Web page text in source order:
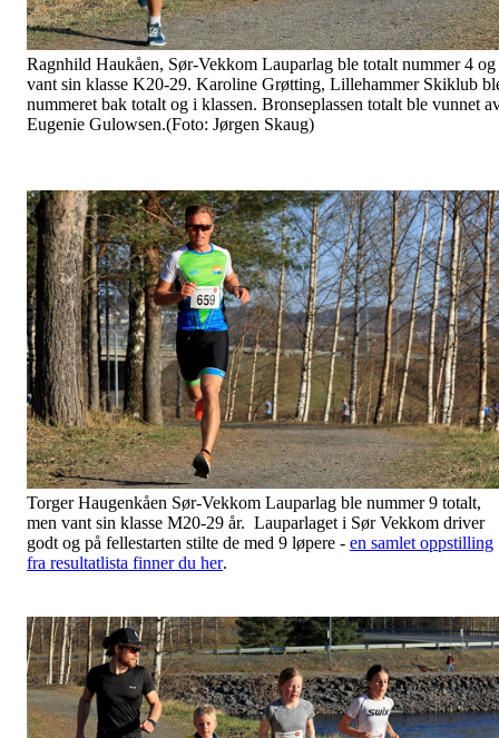
Ragnhild Haukåen, Sør-Vekkom Lauparlag ble totalt nummer 4 og
vant sin klasse K20-29. Karoline Grøtting, Lillehammer Skiklub
nummeret bak totalt og i klassen. Bronseplassen totalt ble vunnet
Eugenie Gulowsen.(Foto: Jørgen Skaug)
Torger Haugenkåen Sør-Vekkom Lauparlag ble nummer 9 totalt,
men vant sin klasse M20-29 år. Lauparlaget i Sør Vekkom driver
godt og på fellestarten stilte de med 9 løpere - en samlet oppstilling
fra resultatlista finner du her.